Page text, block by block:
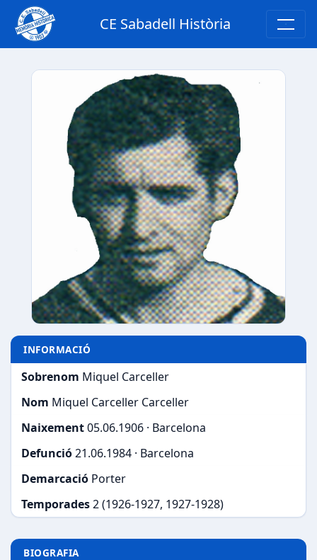
CE Sabadell Història
INFORMACIÓ
Sobrenom Miquel Carceller
Nom Miquel Carceller Carceller
Naixement05.06.1906 · Barcelona
Defunció21.06.1984 · Barcelona
Demarcació Porter
Temporades2 (1926-1927, 1927-1928)
BIOGRAFIA